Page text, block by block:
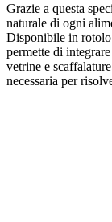
Grazie a questa
naturale di ogni
Disponibile in
permette di
vetrine e
necessaria per